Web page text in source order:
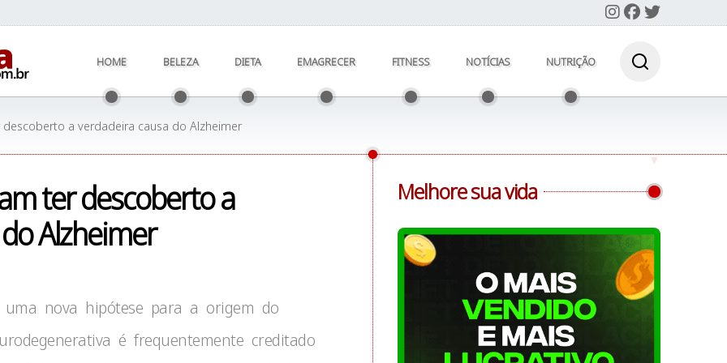
HOME BELEZA DIETA EMAGRECER FITNESS NOTÍCIAS NUTRIÇÃO
a verdadeira causa do Alzheimer
ter descoberto a
Alzheimer
uma nova hipótese para a origem do
é frequentemente creditado
Melhore sua vida